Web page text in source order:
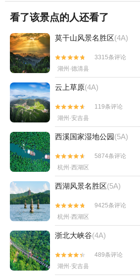
看了该景点的人还看了
莫干山风景名胜区(4A)


3315条评论
湖州·德清县
云上草原(4A)


119条评论
湖州·安吉县
西溪国家湿地公园(5A)


5874条评论
杭州·西湖区
西湖风景名胜区(5A)


9425条评论
杭州·西湖区
浙北大峡谷(4A)


489条评论
湖州·安吉县